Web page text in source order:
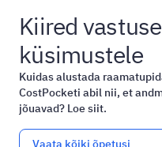
Kiired
küsimustele
Kuidas alustada
CostPocketi abil nii, et
jõuavad? Loe siit.